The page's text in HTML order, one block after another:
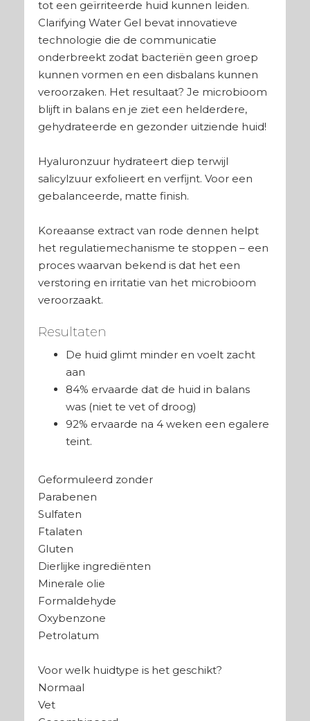
tot een geïrriteerde huid kunnen leiden.
Clarifying Water Gel bevat innovatieve
technologie die de communicatie
onderbreekt zodat bacteriën geen groep
kunnen vormen en een disbalans kunnen
veroorzaken. Het resultaat? Je microbioom
blijft in balans en je ziet een helderdere,
gehydrateerde en gezonder uitziende huid!
Hyaluronzuur hydrateert diep terwijl
salicylzuur exfolieert en verfijnt. Voor een
gebalanceerde, matte finish.
Koreaanse extract van rode dennen helpt
het regulatiemechanisme te stoppen – een
proces waarvan bekend is dat het een
verstoring en irritatie van het microbioom
veroorzaakt.
Resultaten
De huid glimt minder en voelt zacht
aan
84% ervaarde dat de huid in balans
was (niet te vet of droog)
92% ervaarde na 4 weken een egalere
teint.
Geformuleerd zonder
Parabenen
Sulfaten
Ftalaten
Gluten
Dierlijke ingrediënten
Minerale olie
Formaldehyde
Oxybenzone
Petrolatum
Voor welk huidtype is het geschikt?
Normaal
Vet